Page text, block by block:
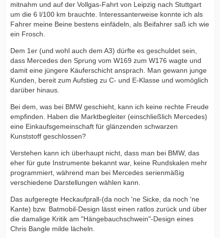
mitnahm und auf der Vollgas-Fahrt von Leipzig nach Stuttgart
um die 6 l/100 km brauchte. Interessanterweise konnte ich als
Fahrer meine Beine bestens einfädeln, als Beifahrer saß ich wie
ein Frosch.
Dem 1er (und wohl auch dem A3) dürfte es geschuldet sein,
dass Mercedes den Sprung vom W169 zum W176 wagte und
damit eine jüngere Käuferschicht ansprach. Man gewann junge
Kunden, bereit zum Aufstieg zu C- und E-Klasse und womöglich
darüber hinaus.
Bei dem, was bei BMW geschieht, kann ich keine rechte Freude
empfinden. Haben die Marktbegleiter (einschließlich Mercedes)
eine Einkaufsgemeinschaft für glänzenden schwarzen
Kunststoff geschlossen?
Verstehen kann ich überhaupt nicht, dass man bei BMW, das
eher für gute Instrumente bekannt war, keine Rundskalen mehr
programmiert, während man bei Mercedes serienmäßig
verschiedene Darstellungen wählen kann.
Das aufgeregte Heckaufprall-(da noch 'ne Sicke, da noch 'ne
Kante) bzw. Batmobil-Design lässt einen ratlos zurück und über
die damalige Kritik am "Hängebauchschwein"-Design eines
Chris Bangle milde lächeln.